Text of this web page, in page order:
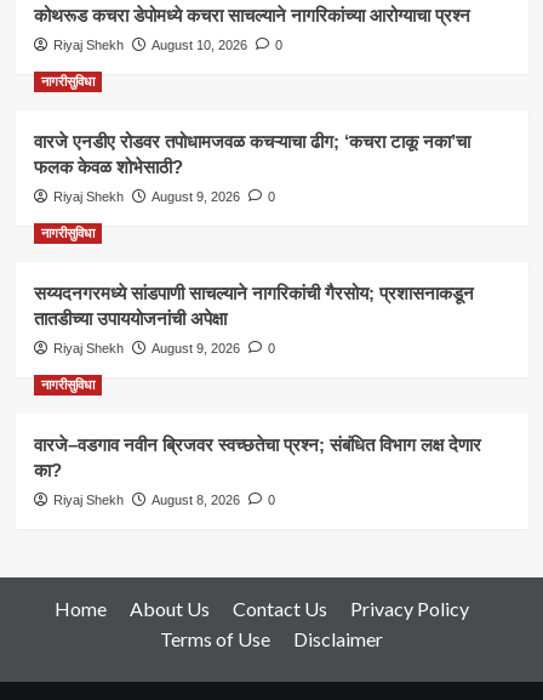
कोथरूड कचरा डेपोमध्ये कचरा साचल्याने नागरिकांच्या आरोग्याचा प्रश्न
Riyaj Shekh August 10, 2026 0
नागरीसुविधा
वारजे एनडीए रोडवर तपोधामजवळ कचऱ्याचा ढीग; ‘कचरा टाकू नका’चा
फलक केवळ शोभेसाठी?
Riyaj Shekh August 9, 2026 0
नागरीसुविधा
सय्यदनगरमध्ये सांडपाणी साचल्याने नागरिकांची गैरसोय; प्रशासनाकडून
तातडीच्या उपाययोजनांची अपेक्षा
Riyaj Shekh August 9, 2026 0
नागरीसुविधा
वारजे–वडगाव नवीन ब्रिजवर स्वच्छतेचा प्रश्न; संबंधित विभाग लक्ष देणार
का?
Riyaj Shekh August 8, 2026 0
Home About Us Contact Us
Privacy Policy
Terms of Use
Disclaimer